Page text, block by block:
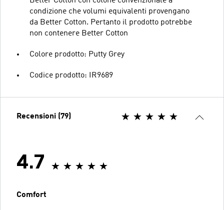
condizione che volumi equivalenti provengano
da Better Cotton. Pertanto il prodotto potrebbe
non contenere Better Cotton
Colore prodotto: Putty Grey
Codice prodotto: IR9689
Recensioni (79)
4.7
Comfort